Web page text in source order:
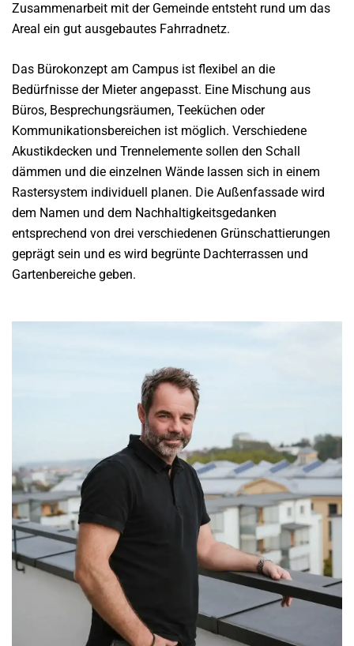
Zusammenarbeit mit der Gemeinde entsteht rund um das
Areal ein gut ausgebautes Fahrradnetz.
Das Bürokonzept am Campus ist flexibel an die
Bedürfnisse der Mieter angepasst. Eine Mischung aus
Büros, Besprechungsräumen, Teeküchen oder
Kommunikationsbereichen ist möglich. Verschiedene
Akustikdecken und Trennelemente sollen den Schall
dämmen und die einzelnen Wände lassen sich in einem
Rastersystem individuell planen. Die Außenfassade wird
dem Namen und dem Nachhaltigkeitsgedanken
entsprechend von drei verschiedenen Grünschattierungen
geprägt sein und es wird begrünte Dachterrassen und
Gartenbereiche geben.